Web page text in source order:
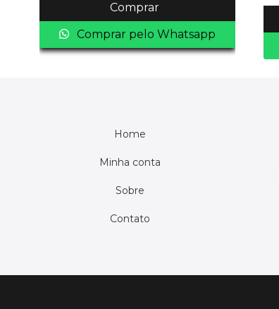
Comprar
Comprar pelo Whatsapp
Home
Minha conta
Sobre
Contato